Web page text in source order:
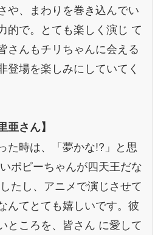
や、まわりを巻き込んでい
的で。とても楽しく演じ て
さんもチリちゃんに会える
登場を楽しみにしていてく
亜さん】
た時は、「夢かな!?」と思
ポピーちゃんが四天王だな
たし、アニメで演じさせて
んてとても嬉しいです。彼
ところを、皆さん に愛して